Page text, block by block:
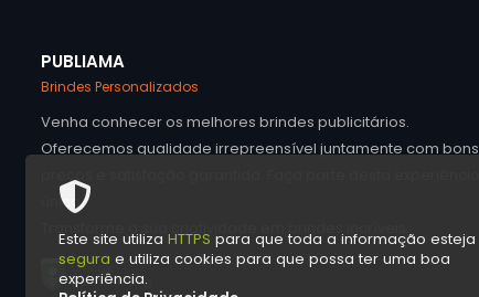
Este site utiliza HTTPS para que toda a informação esteja
segura e utiliza cookies para que possa ter uma boa
experiência.
PUBLIAMA
Brindes Personalizados
Venha conhecer os melhores brindes publicitários.
Oferecemos qualidade irrepreensível juntamente com bons
preços e satisfação garantida. Faça parte desta experiência
única.